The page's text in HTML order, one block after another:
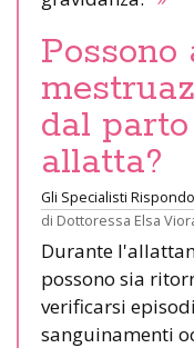
dal
allatta?
Gli Specialisti
di Dottoressa Elsa
Durante
possono sia
verificarsi
sanguinamenti